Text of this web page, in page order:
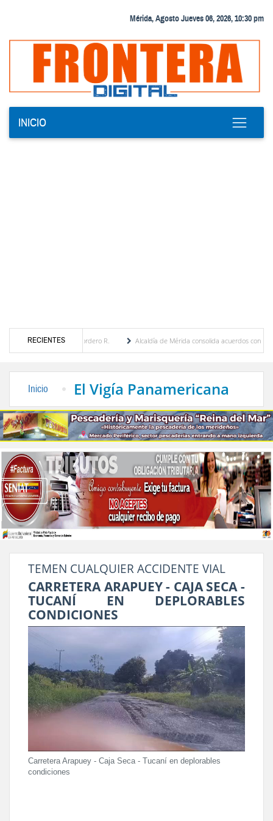
Mérida, Agosto Jueves 06, 2026, 10:30 pm
INICIO
RECIENTES
Febres Cordero R.
Alcaldía de Mérida consolida acuerdos con adjudicatarios del
Inicio El Vigía Panamericana
TEMEN CUALQUIER ACCIDENTE VIAL
CARRETERA ARAPUEY - CAJA SECA -
TUCANÍ EN DEPLORABLES
CONDICIONES
Carretera Arapuey - Caja Seca - Tucaní en deplorables
condiciones